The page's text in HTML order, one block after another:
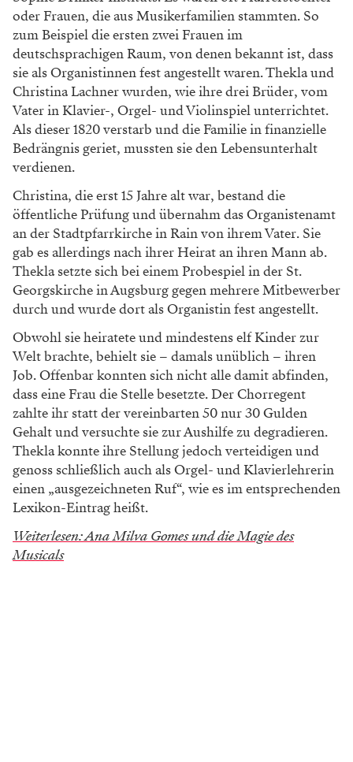
oder Frauen, die aus Musikerfamilien stammten. So
zum Beispiel die ersten zwei Frauen im
deutschsprachigen Raum, von denen bekannt ist, dass
sie als Organistinnen fest angestellt waren. Thekla und
Christina Lachner wurden, wie ihre drei Brüder, vom
Vater in Klavier-, Orgel- und Violinspiel unterrichtet.
Als dieser 1820 verstarb und die Familie in finanzielle
Bedrängnis geriet, mussten sie den Lebensunterhalt
verdienen.
Christina, die erst 15 Jahre alt war, bestand die
öffentliche Prüfung und übernahm das Organistenamt
an der Stadtpfarrkirche in Rain von ihrem Vater. Sie
gab es allerdings nach ihrer Heirat an ihren Mann ab.
Thekla setzte sich bei einem Probespiel in der St.
Georgskirche in Augsburg gegen mehrere Mitbewerber
durch und wurde dort als Organistin fest angestellt.
Obwohl sie heiratete und mindestens elf Kinder zur
Welt brachte, behielt sie – damals unüblich – ihren
Job. Offenbar konnten sich nicht alle damit abfinden,
dass eine Frau die Stelle besetzte. Der Chorregent
zahlte ihr statt der vereinbarten 50 nur 30 Gulden
Gehalt und versuchte sie zur Aushilfe zu degradieren.
Thekla konnte ihre Stellung jedoch verteidigen und
genoss schließlich auch als Orgel- und Klavierlehrerin
einen „ausgezeichneten Ruf“, wie es im entsprechenden
Lexikon-Eintrag heißt.
Weiterlesen: Ana Milva Gomes und die Magie des
Musicals